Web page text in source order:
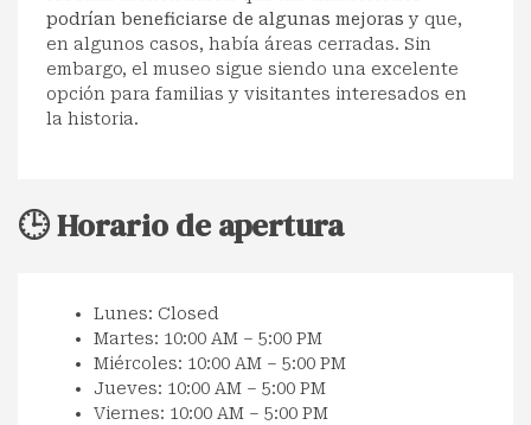
podrían beneficiarse de algunas mejoras y que,
en algunos casos, había áreas cerradas. Sin
embargo, el museo sigue siendo una excelente
opción para familias y visitantes interesados en
la historia.
🕒 Horario de apertura
Lunes: Closed
Martes: 10:00 AM – 5:00 PM
Miércoles: 10:00 AM – 5:00 PM
Jueves: 10:00 AM – 5:00 PM
Viernes: 10:00 AM – 5:00 PM